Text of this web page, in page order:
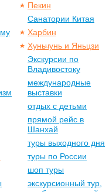
Пекин
Санатории Китая
Харбин
Хуньчунь и Яньцзи
Экскурсии по
Владивостоку
международные
выставки
отдых с детьми
прямой рейс в
Шанхай
туры выходного дня
туры по России
шоп туры
экскурсионный тур,